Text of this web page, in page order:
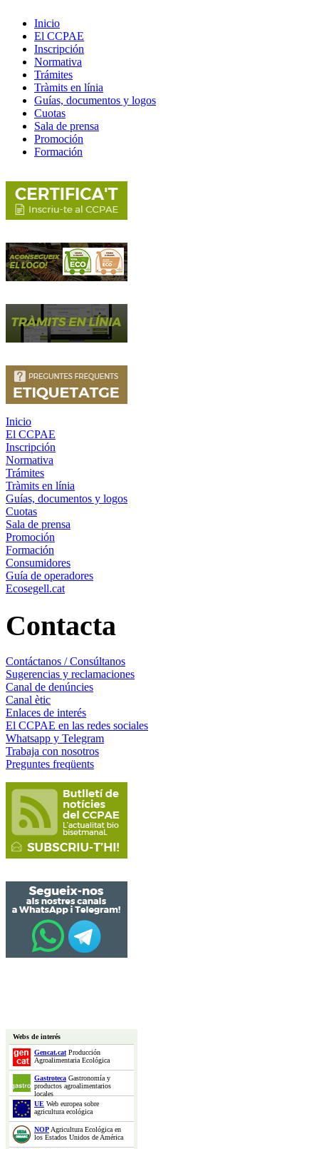
Inicio
El CCPAE
Inscripción
Normativa
Trámites
Tràmits en línia
Guías, documentos y logos
Cuotas
Sala de prensa
Promoción
Formación
Inicio
El CCPAE
Inscripción
Normativa
Trámites
Tràmits en línia
Guías, documentos y logos
Cuotas
Sala de prensa
Promoción
Formación
Consumidores
Guía de operadores
Ecosegell.cat
Contacta
Contáctanos / Consúltanos
Sugerencias y reclamaciones
Canal de denúncies
Canal ètic
Enlaces de interés
El CCPAE en las redes sociales
Whatsapp y Telegram
Trabaja con nosotros
Preguntes freqüents
Webs de interés
Gencat.catProducción
Agroalimentaria Ecológica
Gastroteca Gastronomía y
productos agroalimentarios
locales
UE Web europea sobre
agricultura ecológica
NOPAgricultura Ecológica en
los Estados Unidos de América